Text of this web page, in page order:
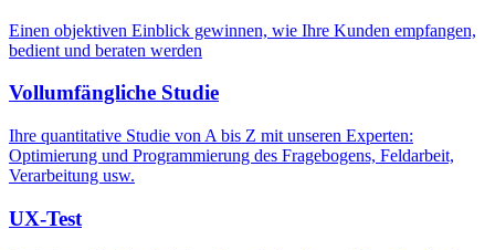
Einen objektiven Einblick gewinnen, wie Ihre Kunden empfangen,
bedient und beraten werden
Vollumfängliche Studie
Ihre quantitative Studie von A bis Z mit unseren Experten:
Optimierung und Programmierung des Fragebogens, Feldarbeit,
Verarbeitung usw.
UX-Test